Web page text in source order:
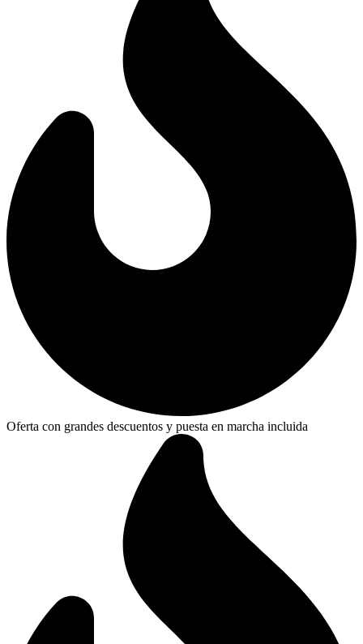
Oferta con grandes descuentos y puesta en marcha incluida